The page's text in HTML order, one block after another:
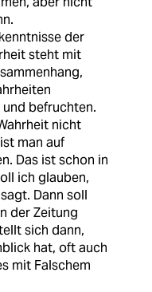
der
steht mit
befruchten.
nicht
man auf
Das ist schon in
ich glauben,
Dann soll
der Zeitung
sich dann,
hat, oft auch
mit Falschem